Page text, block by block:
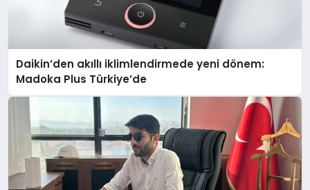
Daikin’den akıllı iklimlendirmede yeni dönem:
Madoka Plus Türkiye’de